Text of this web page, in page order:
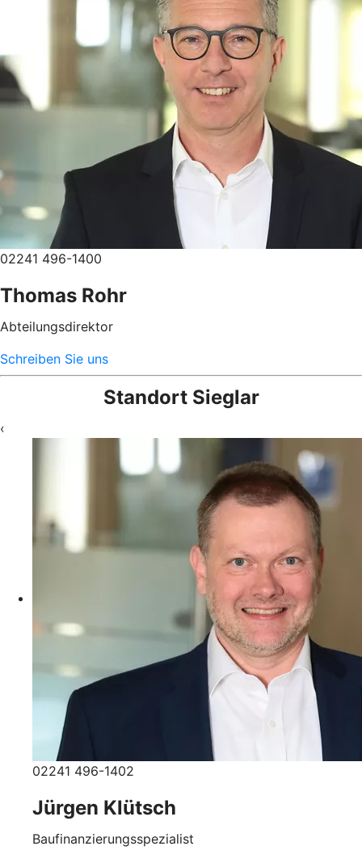
02241 496-1400
Thomas Rohr
Abteilungsdirektor
Schreiben Sie uns
Standort Sieglar
‹
02241 496-1402
Jürgen Klütsch
Baufinanzierungsspezialist